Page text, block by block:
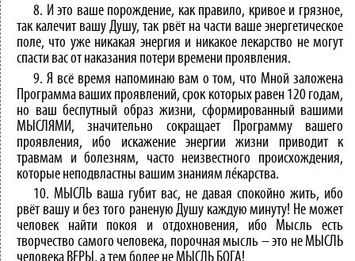
8. И это ваше порождение, как правило, кривое и грязное,
так калечит вашу Душу, так рвёт на части ваше энергетическое
поле, что уже никакая энергия и никакое лекарство не могут
спасти вас от наказания потери времени проявления.
9. Я всё время напоминаю вам о том, что Мной заложена
Программа ваших проявлений, срок которых равен 120 годам,
но ваш беспутный образ жизни, сформированный вашими
МЫСЛЯМИ, значительно сокращает Программу вашего
проявления, ибо искажение энергии жизни приводит к
травмам и болезням, часто неизвестного происхождения,
которые неподвластны вашим знаниям лéкарства.
10. МЫСЛЬ ваша губит вас, не давая спокойно жить, ибо
рвёт вашу и без того раненую Душу каждую минуту! Не может
человек найти покоя и отдохновения, ибо Мысль есть
творчество самого человека, порочная мысль – это не МЫСЛЬ
человека ВЕРЫ, а тем более не МЫСЛЬ БОГА!